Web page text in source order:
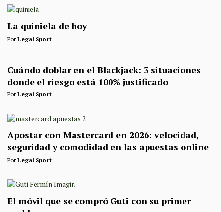
La quiniela de hoy
PorLegal Sport
Cuándo doblar en el Blackjack: 3 situaciones
donde el riesgo está 100% justificado
PorLegal Sport
Apostar con Mastercard en 2026: velocidad,
seguridad y comodidad en las apuestas online
PorLegal Sport
El móvil que se compró Guti con su primer